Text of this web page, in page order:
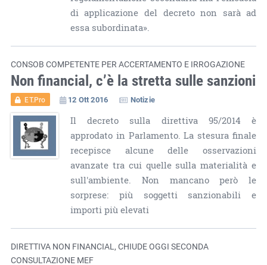
di applicazione del decreto non sarà ad
essa subordinata».
CONSOB COMPETENTE PER ACCERTAMENTO E IRROGAZIONE
Non financial, c’è la stretta sulle sanzioni
ET.Pro 12 Ott 2016 Notizie
Il decreto sulla direttiva 95/2014 è
approdato in Parlamento. La stesura finale
recepisce alcune delle osservazioni
avanzate tra cui quelle sulla materialità e
sull'ambiente. Non mancano però le
sorprese: più soggetti sanzionabili e
importi più elevati
DIRETTIVA NON FINANCIAL, CHIUDE OGGI SECONDA
CONSULTAZIONE MEF